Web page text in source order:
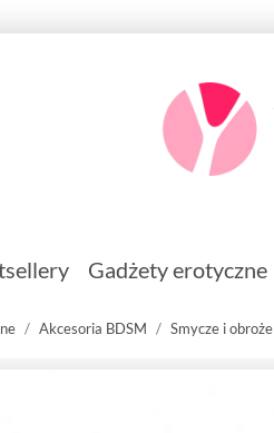
Gadżety erotyczne
Akcesoria BDSM Smycze i obroże